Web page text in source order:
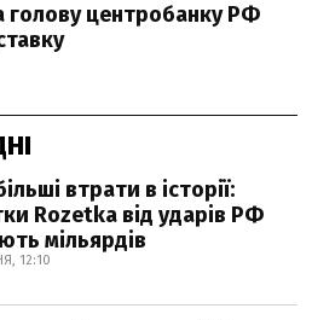
голову центробанку РФ
втрати в історії:
Rozetka від ударів РФ
мільярдів
12:10